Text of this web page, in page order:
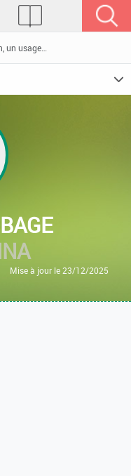
Mise à jour le 23/12/2025